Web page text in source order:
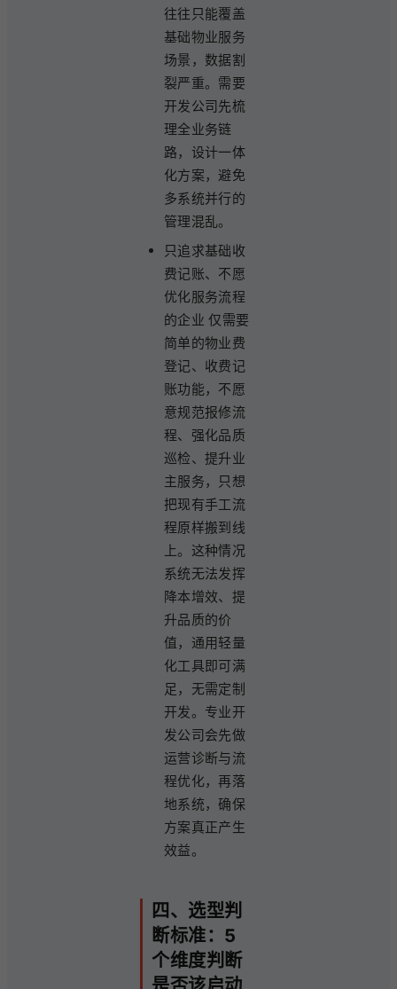
往往只能覆盖
基础物业服务
场景，数据割
裂严重。需要
开发公司先梳
理全业务链
路，设计一体
化方案，避免
多系统并行的
管理混乱。
只追求基础收
费记账、不愿
优化服务流程
的企业 仅需要
简单的物业费
登记、收费记
账功能，不愿
意规范报修流
程、强化品质
巡检、提升业
主服务，只想
把现有手工流
程原样搬到线
上。这种情况
系统无法发挥
降本增效、提
升品质的价
值，通用轻量
化工具即可满
足，无需定制
开发。专业开
发公司会先做
运营诊断与流
程优化，再落
地系统，确保
方案真正产生
效益。
四、选型判
断标准：5
个维度判断